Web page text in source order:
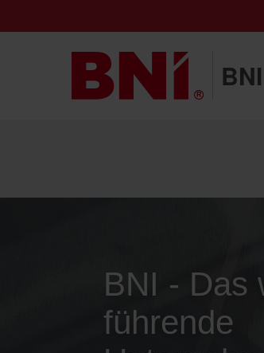
BNI - Das
führende